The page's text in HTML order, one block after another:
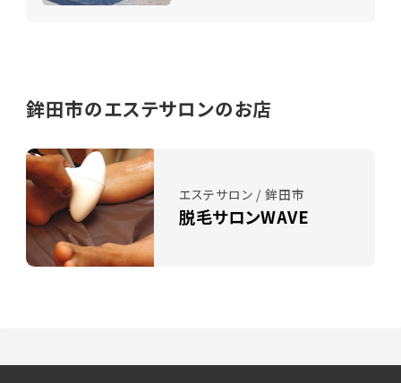
鉾田市のエステサロンのお店
エステサロン / 鉾田市
脱毛サロンWAVE